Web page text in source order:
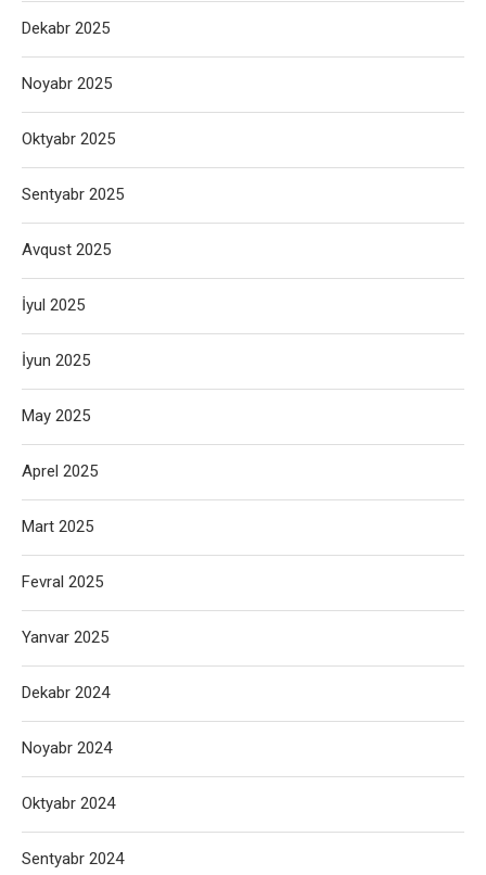
Dekabr 2025
Noyabr 2025
Oktyabr 2025
Sentyabr 2025
Avqust 2025
İyul 2025
İyun 2025
May 2025
Aprel 2025
Mart 2025
Fevral 2025
Yanvar 2025
Dekabr 2024
Noyabr 2024
Oktyabr 2024
Sentyabr 2024